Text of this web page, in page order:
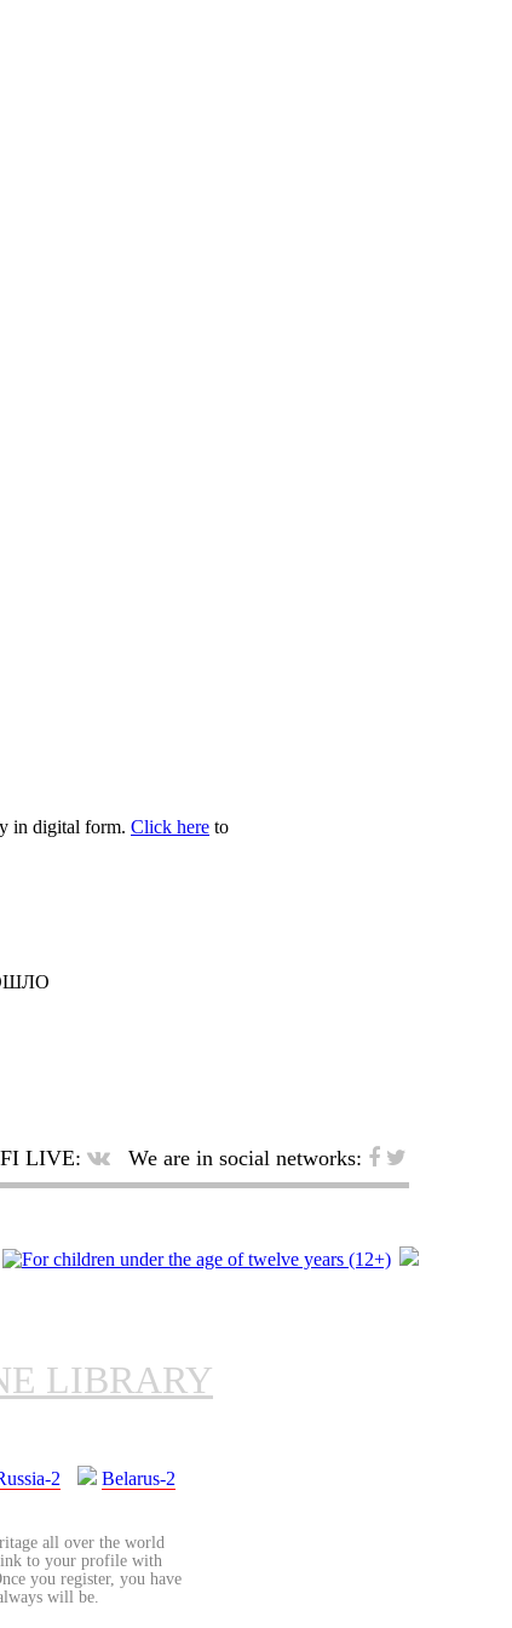
in digital form. Click here to
FI LIVE: We are in social networks:
LIBRARY
2 Belarus-2
all over the world
to your profile with
you register, you have
will be.